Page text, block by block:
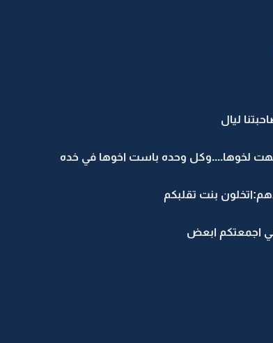
ليال
لخوها....وكل وحده باست اخوها في خده
بنت تقلبكم
اجمعتكم ابعض